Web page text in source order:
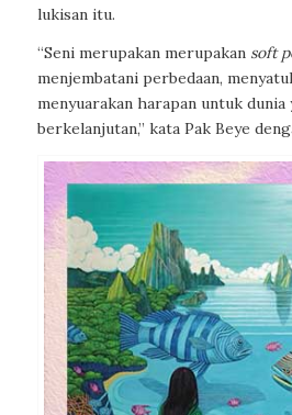
lukisan itu.
“Seni merupakan merupakan soft
menjembatani perbedaan,
menyuarakan harapan untuk dunia
berkelanjutan,” kata Pak Beye